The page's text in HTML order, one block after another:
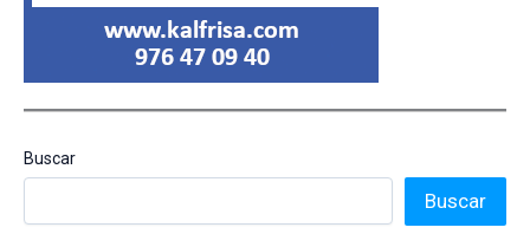
Buscar
Buscar